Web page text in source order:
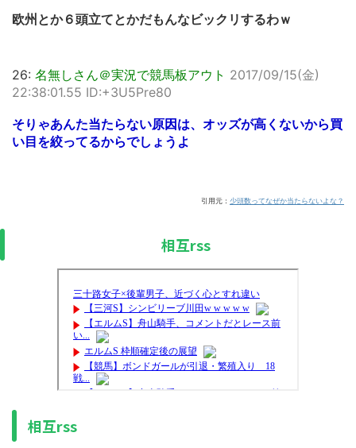
欧州とか６頭立てとかだもんなビックリするわｗ
26: 名無しさん＠実況で競馬板アウト 2017/09/15(金)
22:38:01.55 ID:+3U5Pre80
そりゃあんた当たらない原因は、オッズが高くないから買
い目を絞ってるからでしょうよ
引用元： 少頭数ってなぜか当たらないよな？
相互rss
相互rss